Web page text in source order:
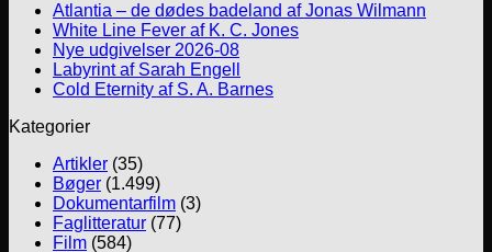
Atlantia – de dødes badeland af Jonas Wilmann
White Line Fever af K. C. Jones
Nye udgivelser 2026-08
Labyrint af Sarah Engell
Cold Eternity af S. A. Barnes
Kategorier
Artikler (35)
Bøger (1.499)
Dokumentarfilm (3)
Faglitteratur (77)
Film (584)